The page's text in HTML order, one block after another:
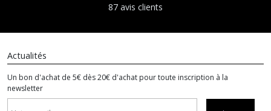
87 avis clients
Actualités
Un bon d'achat de 5€ dès 20€ d'achat pour toute inscription à la
newsletter